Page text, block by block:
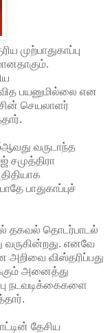
முற்பாதுகாப்பு
பயனுமில்லை என
செயலாளர்
வருடாந்த
சமுத்திரா
பாதுகாப்புச்
தகவல் தொடர்பாடல்
வருகின்றது. எனவே
விஸ்தரிப்பது
அனைத்து
நடவடிக்கைகளை
தேசிய